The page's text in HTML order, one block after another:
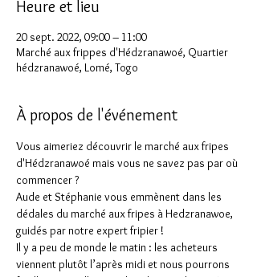
Heure et lieu
20 sept. 2022, 09:00 – 11:00
Marché aux frippes d'Hédzranawoé, Quartier
hédzranawoé, Lomé, Togo
À propos de l'événement
Vous aimeriez découvrir le marché aux fripes
d'Hédzranawoé mais vous ne savez pas par où
commencer ?
Aude et Stéphanie vous emmènent dans les
dédales du marché aux fripes à Hedzranawoe,
guidés par notre expert fripier !
Il y a peu de monde le matin : les acheteurs
viennent plutôt l’après midi et nous pourrons